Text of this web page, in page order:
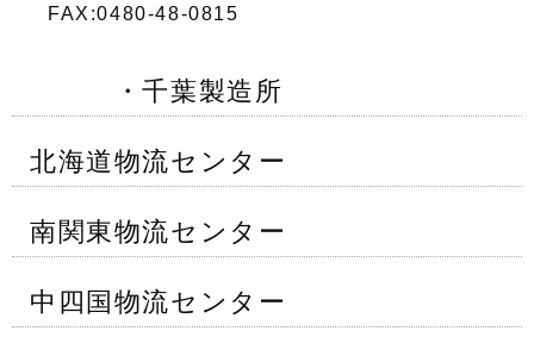
FAX:0480-48-0815
・千葉製造所
北海道物流センター
南関東物流センター
中四国物流センター